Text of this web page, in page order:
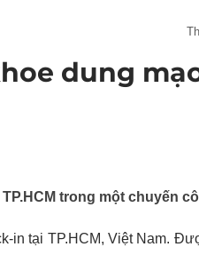
dung
trong một chuyến
in tại TP.HCM, Việt Nam.